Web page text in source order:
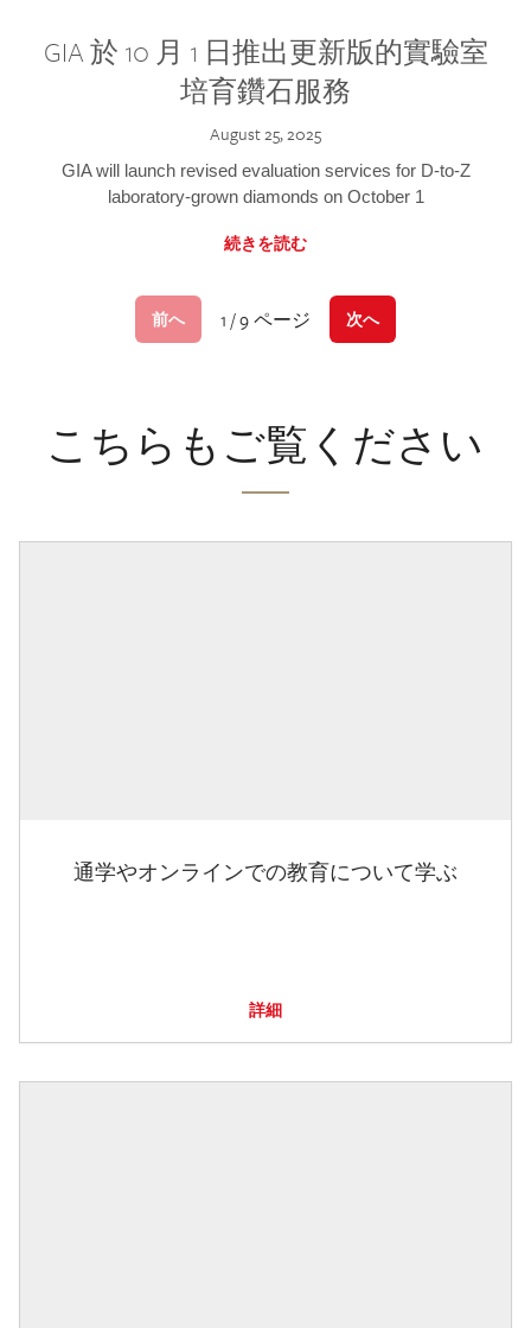
GIA 於 10 月 1 日推出更新版的實驗室
培育鑽石服務
August 25, 2025
GIA will launch revised evaluation services for D-to-Z
laboratory-grown diamonds on October 1
続きを読む
前へ 1 / 9 ページ 次へ
こちらもご覧ください
通学やオンラインでの教育について学ぶ
詳細